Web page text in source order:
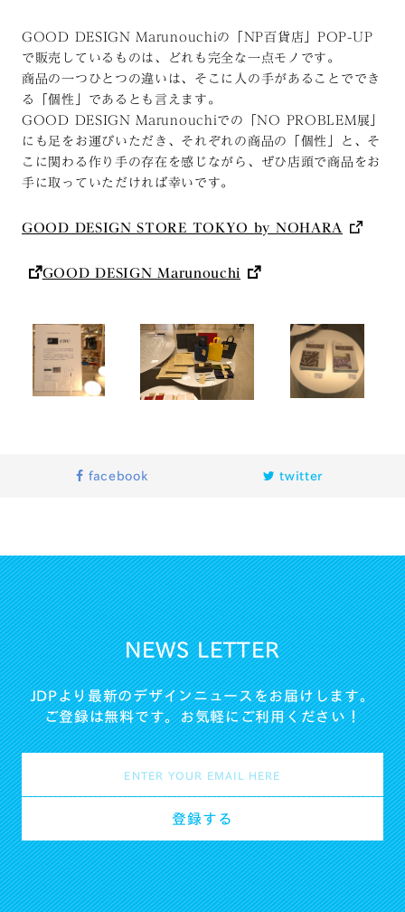
GOOD DESIGN Marunouchiの「NP百貨店」POP-UP
で販売しているものは、どれも完全な一点モノです。
商品の一つひとつの違いは、そこに人の手があることででき
る「個性」であるとも言えます。
GOOD DESIGN Marunouchiでの「NO PROBLEM展」
にも足をお運びいただき、それぞれの商品の「個性」と、そ
こに関わる作り手の存在を感じながら、ぜひ店頭で商品をお
手に取っていただければ幸いです。
GOOD DESIGN STORE TOKYO by NOHARA
GOOD DESIGN Marunouchi
facebook twitter
NEWS LETTER
JDPより最新のデザインニュースをお届けします。
ご登録は無料です。お気軽にご利用ください！